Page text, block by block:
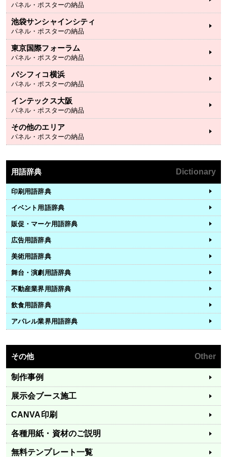
パネル・ポスターの納品
池袋サンシャインシティ
パネル・ポスターの納品
東京国際フォーラム
パネル・ポスターの納品
パシフィコ横浜
パネル・ポスターの納品
インテックス大阪
パネル・ポスターの納品
その他のエリア
パネル・ポスターの納品
用語辞典 Dictionary
印刷用語辞典
イベント用語辞典
販促・マーケ用語辞典
広告用語辞典
美術用語辞典
舞台・演劇用語辞典
不動産業界用語辞典
飲食用語辞典
アパレル業界用語辞典
その他 Other
制作事例
展示会ブース施工
CANVA印刷
各種用紙・資材のご説明
無料テンプレート一覧